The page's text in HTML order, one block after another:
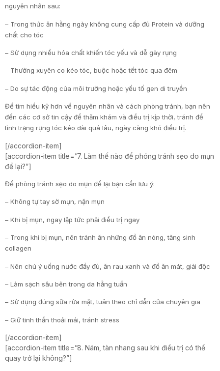
nguyên nhân sau:
– Trong thức ăn hằng ngày không cung cấp đủ Protein và dưỡng
chất cho tóc
– Sử dụng nhiều hóa chất khiến tóc yếu và dễ gãy rụng
– Thường xuyên co kéo tóc, buộc hoặc tết tóc qua đêm
– Do sự tác động của môi trường hoặc yếu tố gen di truyền
Để tìm hiểu kỹ hơn về nguyên nhân và cách phòng tránh, bạn nên
đến các cơ sở tin cậy để thăm khám và điều trị kịp thời, tránh để
tình trạng rụng tóc kéo dài quá lâu, ngày càng khó điều trị.
[/accordion-item]
[accordion-item title=”7. Làm thế nào để phóng tránh sẹo do mụn
để lại?”]
Để phòng tránh sẹo do mụn để lại bạn cần lưu ý:
– Không tự tay sờ mụn, nặn mụn
– Khi bị mụn, ngay lập tức phải điều trị ngay
– Trong khi bị mụn, nên tránh ăn những đồ ăn nóng, tăng sinh
collagen
– Nên chú ý uống nước đầy đủ, ăn rau xanh và đồ ăn mát, giải độc
– Làm sạch sâu bên trong da hằng tuần
– Sử dụng đúng sữa rửa mặt, tuân theo chỉ dẫn của chuyên gia
– Giữ tinh thần thoải mái, tránh stress
[/accordion-item]
[accordion-item title=”8. Nám, tàn nhang sau khi điều trị có thể
quay trở lại không?”]